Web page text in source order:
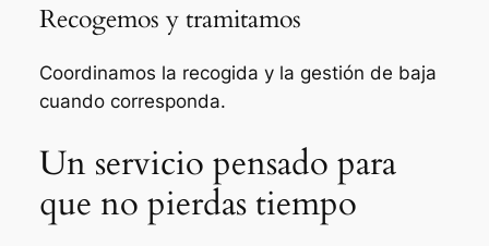
Recogemos y tramitamos
Coordinamos la recogida y la gestión de baja
cuando corresponda.
Un servicio pensado para
que no pierdas tiempo